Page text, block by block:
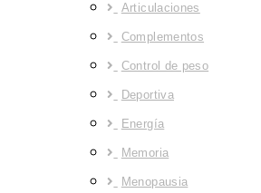
Articulaciones
Complementos
Control de peso
Deportiva
Energía
Memoria
Menopausia